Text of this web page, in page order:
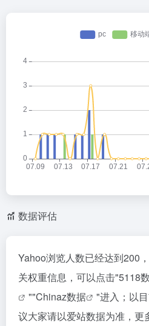
数据评估
Yahoo浏览人数已经达到200
关权重信息，可以点击"5118
""Chinaz数据
"进入；以
议大家请以爱站数据为准，更